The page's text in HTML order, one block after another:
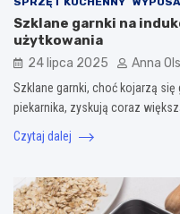
Szklane garnki na
użytkowania
24 lipca 2025 Anna
Szklane garnki, choć kojarzą
piekarnika, zyskują coraz
Czytaj dalej